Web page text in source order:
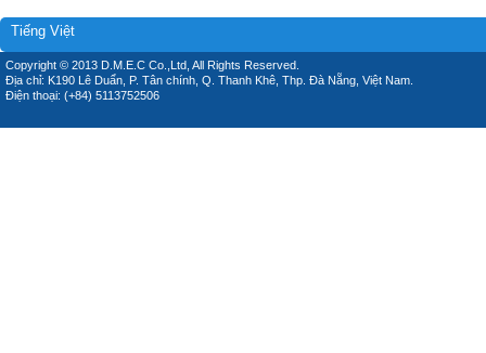
Tiếng Việt
Copyright © 2013 D.M.E.C Co.,Ltd, All Rights Reserved.
Địa chỉ: K190 Lê Duẩn, P. Tân chính, Q. Thanh Khê, Thp. Đà Nẵng, Việt Nam.
Điện thoại: (+84) 5113752506